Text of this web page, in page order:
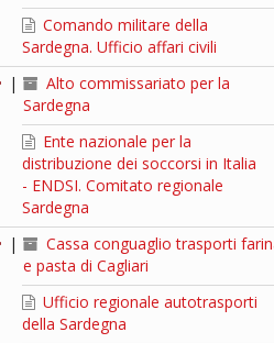
Comando militare della
Sardegna. Ufficio affari civili
|
Alto commissariato per la
Sardegna
Ente nazionale per la
distribuzione dei soccorsi in Italia
- ENDSI. Comitato regionale
Sardegna
|
Cassa conguaglio trasporti
e pasta di Cagliari
Ufficio regionale autotrasporti
della Sardegna